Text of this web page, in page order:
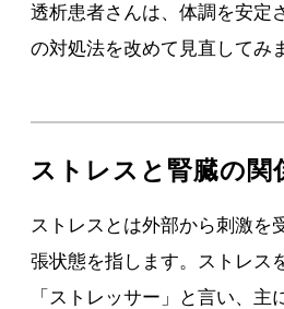
透析患者さんは、体調を安定
の対処法を改めて見直してみ
ストレスと腎臓の関
ストレスとは外部から刺激を
張状態を指します。ストレス
「ストレッサー」と言い、主